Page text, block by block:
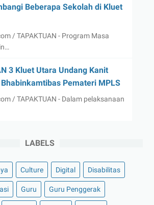
Beberapa Sekolah di Kluet
/ TAPAKTUAN - Program Masa
3 Kluet Utara Undang Kanit
Pemateri MPLS
/ TAPAKTUAN - Dalam pelaksanaan
LABELS
Culture Digital Disabilitas
Guru Guru Penggerak